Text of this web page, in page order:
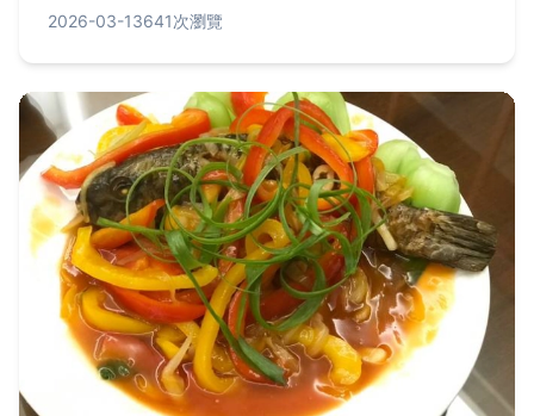
品快速做出暖胃湯飯，解決忙碌生活的飲食困擾。
2026-03-13641次瀏覽